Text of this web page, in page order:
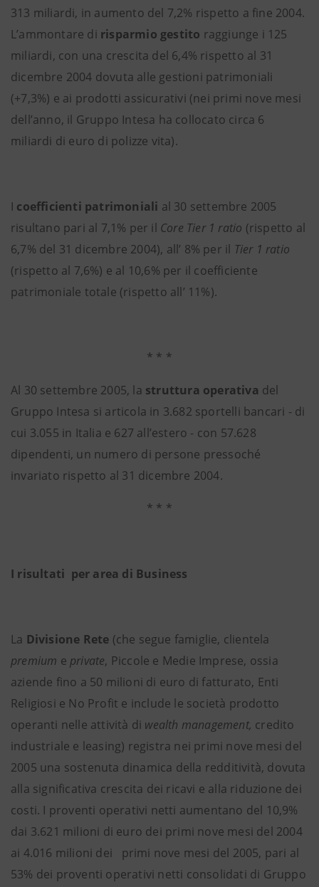
313 miliardi, in aumento del 7,2% rispetto a fine 2004.
L’ammontare di risparmio gestito raggiunge i 125
miliardi, con una crescita del 6,4% rispetto al 31
dicembre 2004 dovuta alle gestioni patrimoniali
(+7,3%) e ai prodotti assicurativi (nei primi nove mesi
dell’anno, il Gruppo Intesa ha collocato circa 6
miliardi di euro di polizze vita).
I coefficienti patrimoniali al 30 settembre 2005
risultano pari al 7,1% per il Core Tier 1 ratio (rispetto al
6,7% del 31 dicembre 2004), all’ 8% per il Tier 1 ratio
(rispetto al 7,6%) e al 10,6% per il coefficiente
patrimoniale totale (rispetto all’ 11%).
* * *
Al 30 settembre 2005, la struttura operativa del
Gruppo Intesa si articola in 3.682 sportelli bancari - di
cui 3.055 in Italia e 627 all’estero - con 57.628
dipendenti, un numero di persone pressoché
invariato rispetto al 31 dicembre 2004.
* * *
I risultati per area di Business
La Divisione Rete (che segue famiglie, clientela
premium e private, Piccole e Medie Imprese, ossia
aziende fino a 50 milioni di euro di fatturato, Enti
Religiosi e No Profit e include le società prodotto
operanti nelle attività di wealth management, credito
industriale e leasing) registra nei primi nove mesi del
2005 una sostenuta dinamica della redditività, dovuta
alla significativa crescita dei ricavi e alla riduzione dei
costi. I proventi operativi netti aumentano del 10,9%
dai 3.621 milioni di euro dei primi nove mesi del 2004
ai 4.016 milioni dei primi nove mesi del 2005, pari al
53% dei proventi operativi netti consolidati di Gruppo